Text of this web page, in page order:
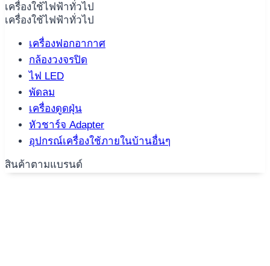
เครื่องใช้ไฟฟ้าทั่วไป
เครื่องใช้ไฟฟ้าทั่วไป
เครื่องฟอกอากาศ
กล้องวงจรปิด
ไฟ LED
พัดลม
เครื่องดูดฝุ่น
หัวชาร์จ Adapter
อุปกรณ์เครื่องใช้ภายในบ้านอื่นๆ
สินค้าตามแบรนด์